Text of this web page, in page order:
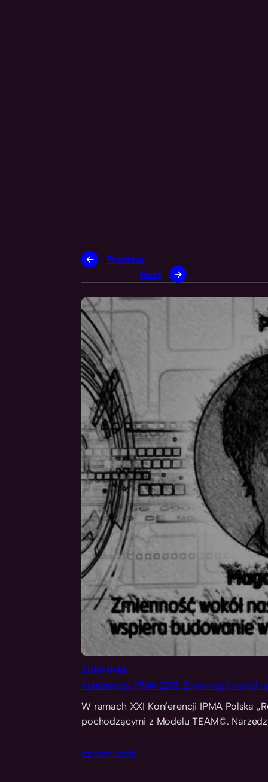
←
Previous
Next
→
2018-11-10
Konferencja IPMA 2018: Zmienność wokół
W ramach XXI Konferencji IPMA Polska
pochodzącymi z Modelu TEAM©.
czytam dalej